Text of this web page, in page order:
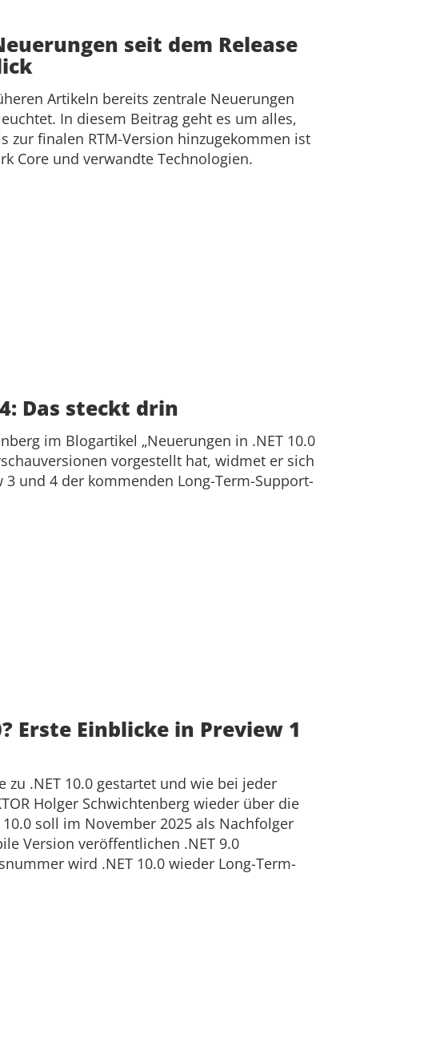
seit dem Release
Artikeln bereits zentrale Neuerungen
In diesem Beitrag geht es um alles,
zur finalen RTM-Version hinzugekommen ist
Core und verwandte Technologien.
Das steckt drin
im Blogartikel „Neuerungen in .NET 10.0
vorgestellt hat, widmet er sich
und 4 der kommenden Long-Term-Support-
Erste Einblicke in Preview 1
.NET 10.0 gestartet und wie bei jeder
Holger Schwichtenberg wieder über die
soll im November 2025 als Nachfolger
Version veröffentlichen .NET 9.0
wird .NET 10.0 wieder Long-Term-